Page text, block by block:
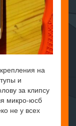
на
и
за клипсу
микро-юсб
не у всех